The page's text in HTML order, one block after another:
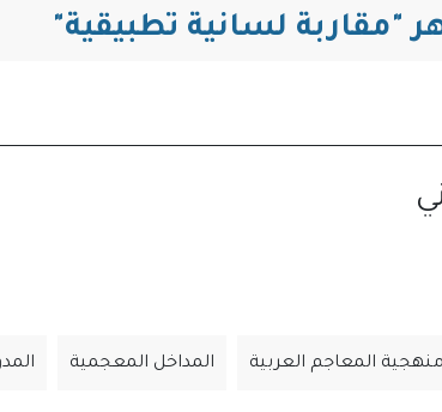
"مقاربة لسانية تطبيقية"
منهجية المعاجم العربية المداخل المعجمية